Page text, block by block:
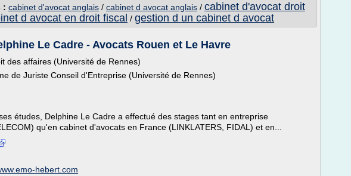
: cabinet d'avocat anglais / cabinet d avocat anglais / cabinet d'avocat droit
d avocat en droit fiscal / gestion d un cabinet d avocat
Le Cadre - Avocats Rouen et Le Havre
des affaires (Université de Rennes)
de Juriste Conseil d'Entreprise (Université de Rennes)
études, Delphine Le Cadre a effectué des stages tant en entreprise
qu'en cabinet d'avocats en France (LINKLATERS, FIDAL) et en...
hebert.com